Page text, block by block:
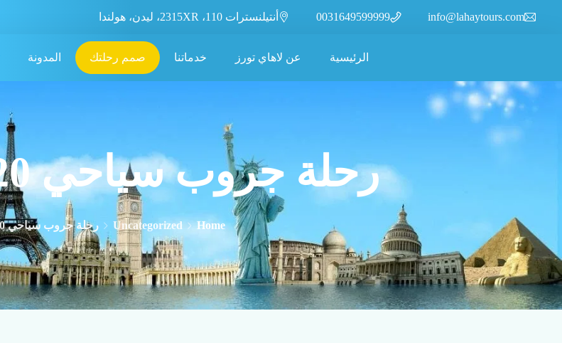
info@lahaytours.com
0031649599999 أنتيلنسترات 110، 2315XR، ليدن، هولندا
الرئيسية عن لاهاي تورز خدماتنا صمم رحلتك المدونة
رحلة جروب سياحي 20 يوم 19 ليلة
Home
Uncategorized رحلة جروب سياحي 20 يوم 19 ليلة